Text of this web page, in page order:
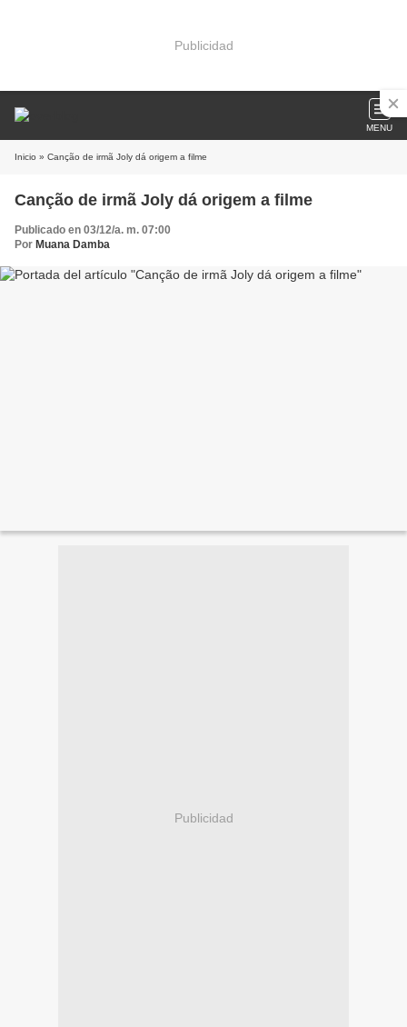
Publicidad
MENU
Inicio » Canção de irmã Joly dá origem a filme
Canção de irmã Joly dá origem a filme
Publicado en 03/12/a. m. 07:00
Por Muana Damba
Publicidad